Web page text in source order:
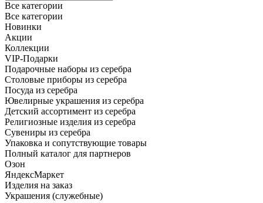
Все категории
Все категории
Новинки
Акции
Коллекции
VIP-Подарки
Подарочные наборы из серебра
Столовые приборы из серебра
Посуда из серебра
Ювелирные украшения из серебра
Детский ассортимент из серебра
Религиозные изделия из серебра
Сувениры из серебра
Упаковка и сопутствующие товары
Полный каталог для партнеров
Озон
ЯндексМаркет
Изделия на заказ
Украшения (служебные)